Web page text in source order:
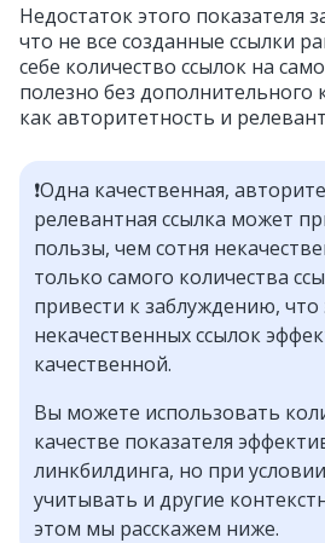
Недостаток этого показателя
что не все созданные ссылки
себе количество ссылок на
полезно без дополнительного
как авторитетность и
❗️Одна качественная,
релевантная ссылка может
пользы, чем сотня
только самого количества
привести к заблуждению, что
некачественных ссылок
качественной.
Вы можете использовать
качестве показателя
линкбилдинга, но при
учитывать и другие
этом мы расскажем ниже.